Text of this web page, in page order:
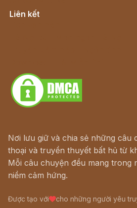
Liên kết
Nơi lưu giữ và chia sẻ những câu
thoại và truyền thuyết bất hủ từ
Mỗi câu chuyện đều mang trong
niềm cảm hứng.
Được tạo với cho những người yêu